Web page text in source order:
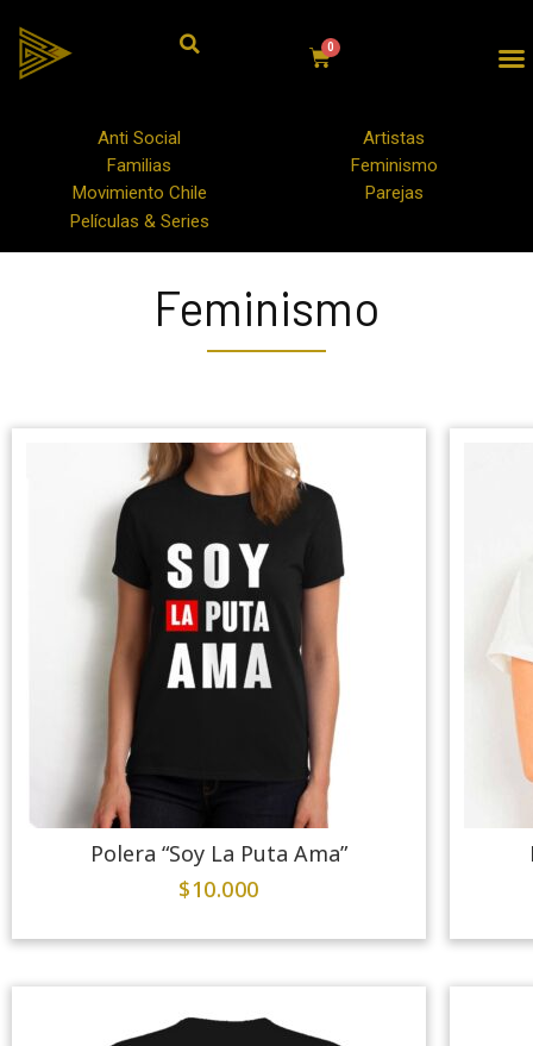
Anti Social
Artistas
Familias
Feminismo
Movimiento Chile
Parejas
Películas & Series
Feminismo
Polera “Soy La Puta Ama”
$10.000